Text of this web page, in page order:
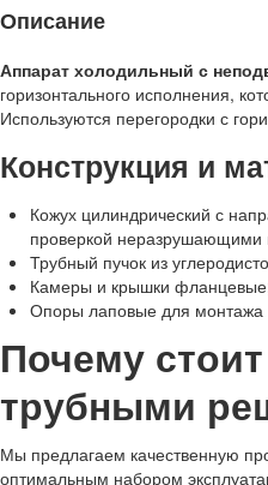
Описание
Аппарат холодильный с
горизонтального исполнения,
Используются перегородки с
Конструкция и
Кожух цилиндрический с
проверкой неразрушающими
Трубный пучок из
Камеры и крышки
Опоры лаповые для
Почему
трубными
Мы предлагаем качественную
оптимальным набором